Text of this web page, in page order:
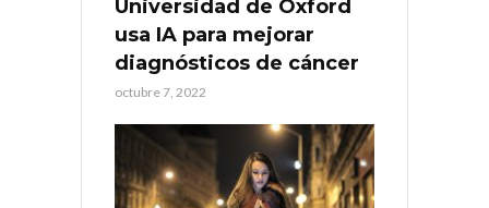
Universidad de Oxford
usa IA para mejorar
diagnósticos de cáncer
octubre 7, 2022